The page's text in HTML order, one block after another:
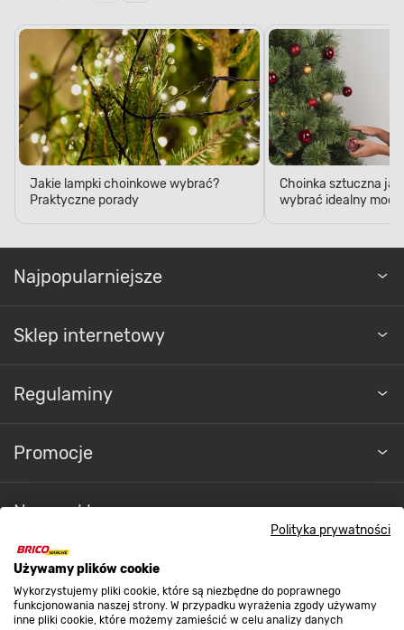
Polityka prywatności
Używamy plików cookie
Wykorzystujemy pliki cookie, które są niezbędne do poprawnego
funkcjonowania naszej strony. W przypadku wyrażenia zgody używamy
inne pliki cookie, które możemy zamieścić w celu analizy danych
Jakie lampki choinkowe wybrać?
Praktyczne porady
Choinka sztuczna
wybrać idealny
Najpopularniejsze
Sklep internetowy
Regulaminy
Promocje
Nasze sklepy
O nas